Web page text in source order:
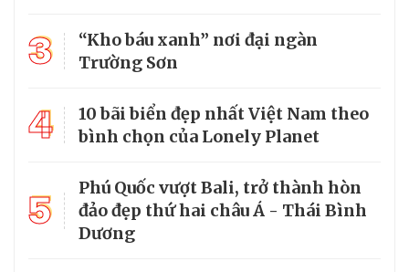
3
“Kho báu xanh” nơi đại ngàn
Trường Sơn
4
10 bãi biển đẹp nhất Việt Nam theo
bình chọn của Lonely Planet
5
Phú Quốc vượt Bali, trở thành hòn
đảo đẹp thứ hai châu Á - Thái Bình
Dương